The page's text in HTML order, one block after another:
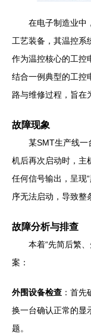
在电子制造业中
工艺装备，其温控系
作为温控核心的工控
结合一例典型的工控
路与维修过程，旨在
故障现象
某SMT生产线一
机后再次启动时，主
任何信号输出，呈现
序无法启动，导致整
故障分析与排查
本着“先简后繁
案：
外围设备检查 ：首
换一台确认正常的显
题。